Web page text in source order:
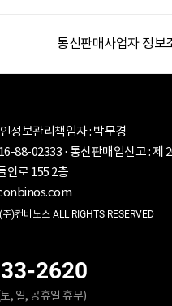
통신판매사업자 정보
정보관리책임자 : 박무경
88-02333 · 통신판매업신고 : 제
안로 155 2층
)컨비노스 ALL RIGHTS RESERVED
2620
, 일, 공휴일 휴무)